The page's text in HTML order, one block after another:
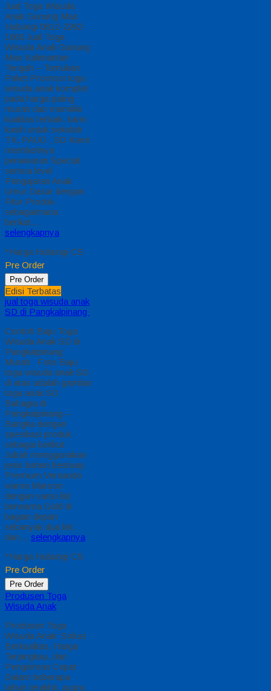
Jual Toga Wisuda
Anak Gunung Mas
Hubungi 0812-2282-
1060 Jual Toga
Wisuda Anak Gunung
Mas Kalimantan
Tengah – Temukan
Paket Promosi toga
wisuda anak komplet
pada harga paling
murah dan memiliki
kualitas terbaik, kami
kasih untuk sekolah
TK, PAUD , SD Kami
memberinya
penawaran Special
semua level
Pengajaran Anak
Umur Dasar dengan
Fitur Produk
sebagaimana
berikut…
selengkapnya
*Harga Hubungi CS
Pre Order
Pre Order
Edisi Terbatas
jual toga wisuda anak
SD di Pangkalpinang
Contoh Baju Toga
Wisuda Anak SD di
Pangkalpinang
Murah Foto Baju
toga wisuda anak SD
di atas adalah gambar
toga anak SD
Bahagia di
Pangkalpinang –
Bangka dengan
spesikasi produk
sebagai berikut :
Jubah menggunakan
jenis bahan bestway
Premium Vernando
warna Maroon
dengan varisi list
berwarna Gold di
bagian depan
sebanyak dua list
dan… selengkapnya
*Harga Hubungi CS
Pre Order
Pre Order
Produsen Toga
Wisuda Anak
Produsen Toga
Wisuda Anak: Solusi
Berkualitas, Harga
Terjangkau, dan
Pengiriman Cepat
Dalam beberapa
tahun terakhir, acara